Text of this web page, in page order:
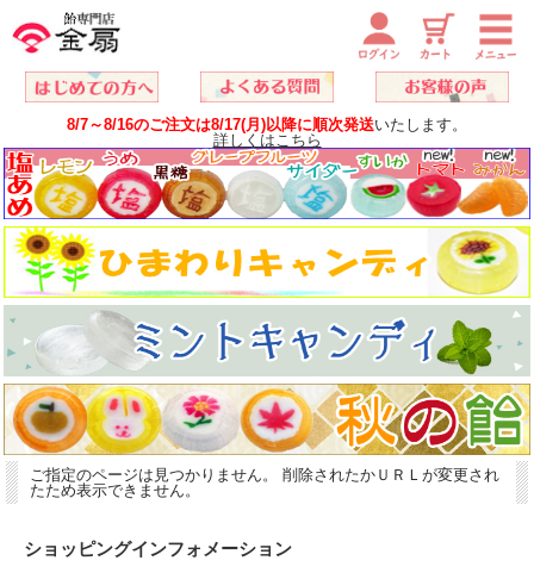
8/7～8/16のご注文は8/17(月)以降に順次発送いたします。
詳しくはこちら
ご指定のページは見つかりません。 削除されたかＵＲＬが変更され
たため表示できません。
ショッピングインフォメーション